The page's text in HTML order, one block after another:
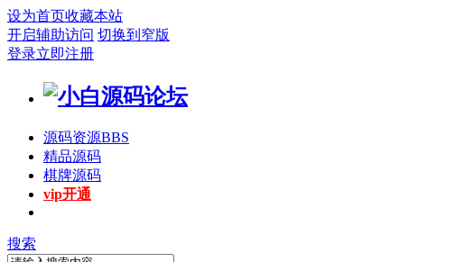
设为首页收藏本站
开启辅助访问 切换到窄版
登录立即注册
源码资源BBS
精品源码
棋牌源码
vip开通
搜索